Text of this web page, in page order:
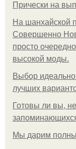
Прически на
На шанхайской
Совершенно
просто
высокой моды.
Выбор
лучших
Готовы ли вы,
Мы дарим